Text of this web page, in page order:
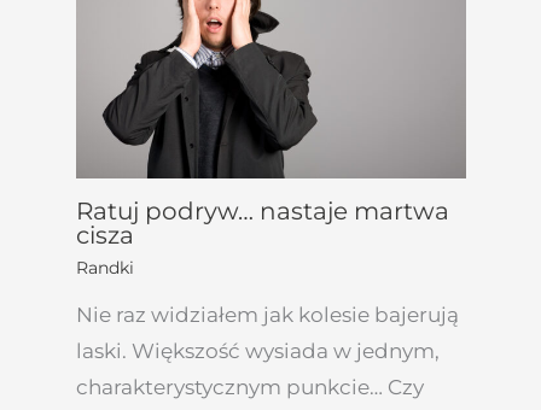
Ratuj podryw… nastaje martwa
cisza
Randki
Nie raz widziałem jak kolesie bajerują
laski. Większość wysiada w jednym,
charakterystycznym punkcie… Czy